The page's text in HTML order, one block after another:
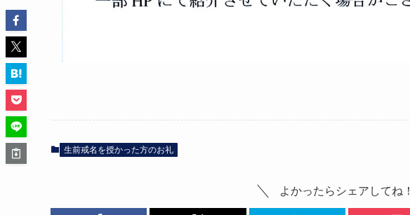
生前戒名を授かった方のお礼
よかったらシェアしてね！